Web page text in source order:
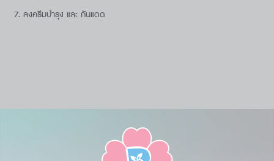
ลงครีมบำรุง และ กันแดด